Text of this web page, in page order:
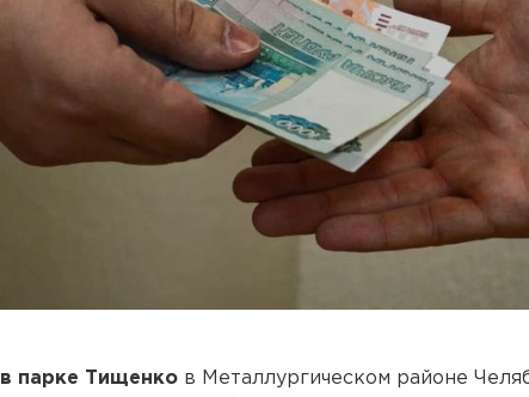
в парке Тищенко в Металлургическом районе